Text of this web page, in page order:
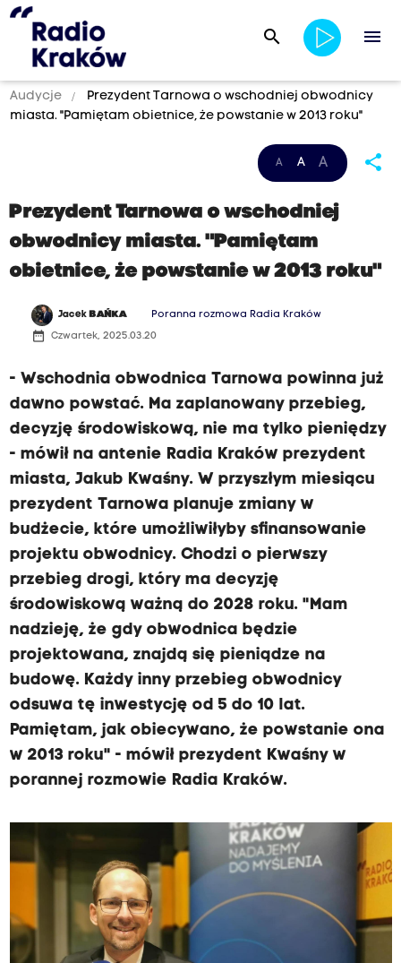
search menu
Audycje
Prezydent Tarnowa o wschodniej obwodnicy
miasta. "Pamiętam obietnice, że powstanie w 2013 roku"
A A A share
Prezydent Tarnowa o wschodniej
obwodnicy miasta. "Pamiętam
obietnice, że powstanie w 2013 roku"
Jacek BAŃKA Poranna rozmowa Radia Kraków
date_range Czwartek, 2025.03.20
- Wschodnia obwodnica Tarnowa powinna już
dawno powstać. Ma zaplanowany przebieg,
decyzję środowiskową, nie ma tylko pieniędzy
- mówił na antenie Radia Kraków prezydent
miasta, Jakub Kwaśny. W przyszłym miesiącu
prezydent Tarnowa planuje zmiany w
budżecie, które umożliwiłyby sfinansowanie
projektu obwodnicy. Chodzi o pierwszy
przebieg drogi, który ma decyzję
środowiskową ważną do 2028 roku. "Mam
nadzieję, że gdy obwodnica będzie
projektowana, znajdą się pieniądze na
budowę. Każdy inny przebieg obwodnicy
odsuwa tę inwestycję od 5 do 10 lat.
Pamiętam, jak obiecywano, że powstanie ona
w 2013 roku" - mówił prezydent Kwaśny w
porannej rozmowie Radia Kraków.